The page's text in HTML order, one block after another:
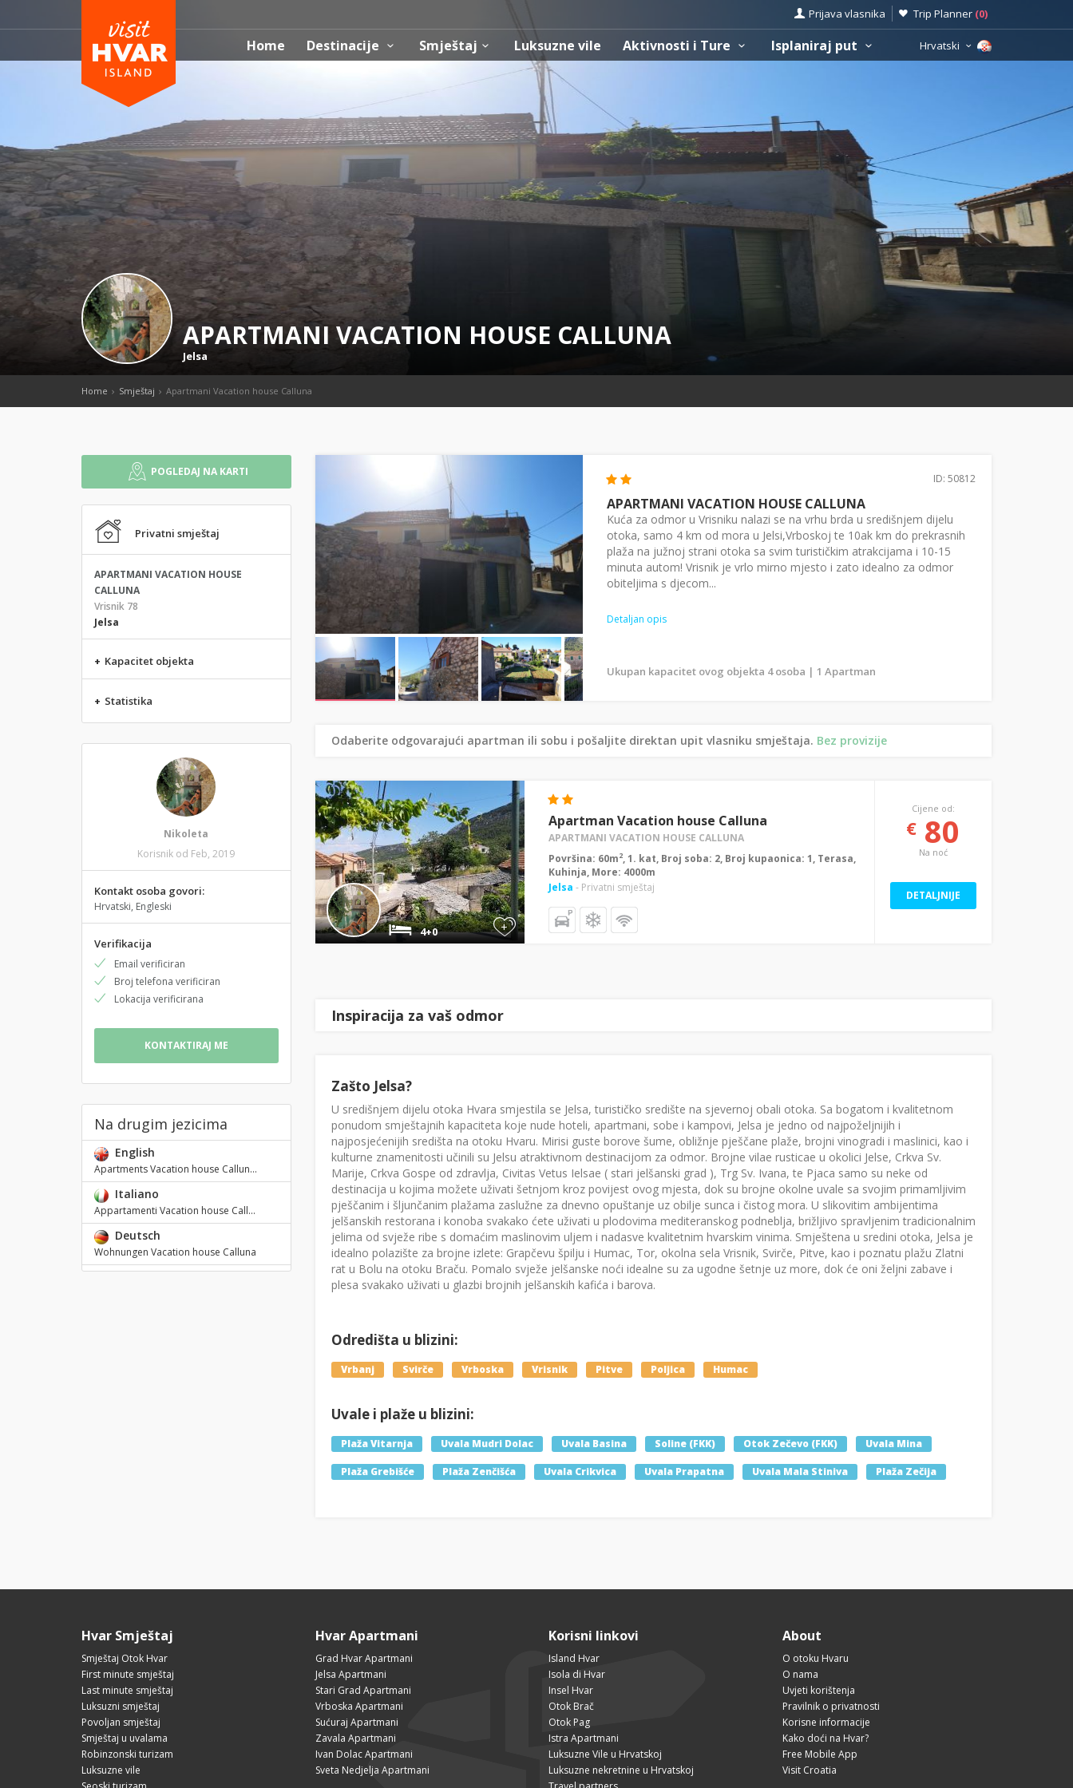
Prijava vlasnika Trip Planner (0)
Home Destinacije Smještaj Luksuzne vile Aktivnosti i Ture Isplaniraj put Hrvatski
APARTMANI VACATION HOUSE CALLUNA
Jelsa
Home Smještaj Apartmani Vacation house Calluna
POGLEDAJ NA KARTI
Privatni smještaj
APARTMANI VACATION HOUSE
CALLUNA
Vrisnik 78
Jelsa
+ Kapacitet objekta
+ Statistika
Nikoleta
Korisnik od Feb, 2019
Kontakt osoba govori:
Hrvatski, Engleski
Verifikacija
Email verificiran
Broj telefona verificiran
Lokacija verificirana
KONTAKTIRAJ ME
Na drugim jezicima
English
Apartments Vacation house Callun...
Italiano
Appartamenti Vacation house Call...
Deutsch
Wohnungen Vacation house Calluna
ID: 50812
APARTMANI VACATION HOUSE CALLUNA
Kuća za odmor u Vrisniku nalazi se na vrhu brda u središnjem dijelu
otoka, samo 4 km od mora u Jelsi,Vrboskoj te 10ak km do prekrasnih
plaža na južnoj strani otoka sa svim turističkim atrakcijama i 10-15
minuta autom! Vrisnik je vrlo mirno mjesto i zato idealno za odmor
obiteljima s djecom...
Detaljan opis
Ukupan kapacitet ovog objekta 4 osoba | 1 Apartman
Odaberite odgovarajući apartman ili sobu i pošaljite direktan upit vlasniku smještaja. Bez provizije
+
4+0
Apartman Vacation house Calluna
APARTMANI VACATION HOUSE CALLUNA
Površina: 60m2, 1. kat, Broj soba: 2, Broj kupaonica: 1, Terasa,
Kuhinja, More: 4000m
Jelsa - Privatni smještaj
Cijene od:
€ 80
Na noć
DETALJNIJE
Inspiracija za vaš odmor
Zašto Jelsa?
U središnjem dijelu otoka Hvara smjestila se Jelsa, turističko središte na sjevernoj obali otoka. Sa bogatom i kvalitetnom
ponudom smještajnih kapaciteta koje nude hoteli, apartmani, sobe i kampovi, Jelsa je jedno od najpoželjnijih i
najposjećenijih središta na otoku Hvaru. Mirisi guste borove šume, obližnje pješčane plaže, brojni vinogradi i maslinici, kao i
kulturne znamenitosti učinili su Jelsu atraktivnom destinacijom za odmor. Brojne vilae rusticae u okolici Jelse, Crkva Sv.
Marije, Crkva Gospe od zdravlja, Civitas Vetus Ielsae ( stari jelšanski grad ), Trg Sv. Ivana, te Pjaca samo su neke od
destinacija u kojima možete uživati šetnjom kroz povijest ovog mjesta, dok su brojne okolne uvale sa svojim primamljivim
pješčanim i šljunčanim plažama zaslužne za dnevno opuštanje uz obilje sunca i čistog mora. U slikovitim ambijentima
jelšanskih restorana i konoba svakako ćete uživati u plodovima mediteranskog podneblja, brižljivo spravljenim tradicionalnim
jelima od svježe ribe s domaćim maslinovim uljem i nadasve kvalitetnim hvarskim vinima. Smještena u sredini otoka, Jelsa je
idealno polazište za brojne izlete: Grapčevu špilju i Humac, Tor, okolna sela Vrisnik, Svirče, Pitve, kao i poznatu plažu Zlatni
rat u Bolu na otoku Braču. Pomalo svježe jelšanske noći idealne su za ugodne šetnje uz more, dok će oni željni zabave i
plesa svakako uživati u glazbi brojnih jelšanskih kafića i barova.
Odredišta u blizini:
Vrbanj Svirče Vrboska Vrisnik Pitve Poljica Humac
Uvale i plaže u blizini:
Plaža Vitarnja Uvala Mudri Dolac Uvala Basina Soline (FKK) Otok Zečevo (FKK) Uvala Mina
Plaža Grebišće Plaža Zenčišća Uvala Crikvica Uvala Prapatna Uvala Mala Stiniva Plaža Zečija
Hvar Smještaj
Smještaj Otok Hvar
First minute smještaj
Last minute smještaj
Luksuzni smještaj
Povoljan smještaj
Smještaj u uvalama
Robinzonski turizam
Luksuzne vile
Hvar Apartmani
Grad Hvar Apartmani
Jelsa Apartmani
Stari Grad Apartmani
Vrboska Apartmani
Sućuraj Apartmani
Zavala Apartmani
Ivan Dolac Apartmani
Sveta Nedjelja Apartmani
Korisni linkovi
Island Hvar
Isola di Hvar
Insel Hvar
Otok Brač
Otok Pag
Istra Apartmani
Luksuzne Vile u Hrvatskoj
Luksuzne nekretnine u Hrvatskoj
About
O otoku Hvaru
O nama
Uvjeti korištenja
Pravilnik o privatnosti
Korisne informacije
Kako doći na Hvar?
Free Mobile App
Visit Croatia